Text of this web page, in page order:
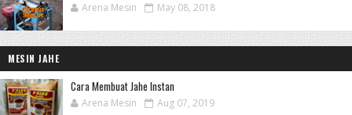
Arena Mesin May 08, 2018
MESIN JAHE
Cara Membuat Jahe Instan
Arena Mesin Aug 07, 2019